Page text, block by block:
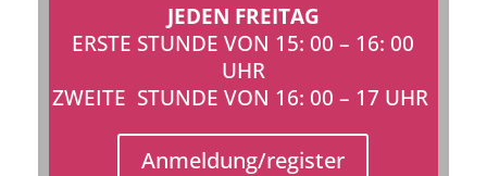
JEDEN FREITAG
ERSTE STUNDE VON 15: 00 – 16: 00
UHR
ZWEITE STUNDE VON 16: 00 – 17 UHR
Anmeldung/register